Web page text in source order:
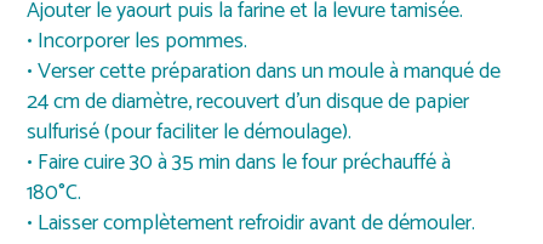
Ajouter le yaourt puis la farine et la levure tamisée.
• Incorporer les pommes.
• Verser cette préparation dans un moule à manqué de
24 cm de diamètre, recouvert d’un disque de papier
sulfurisé (pour faciliter le démoulage).
• Faire cuire 30 à 35 min dans le four préchauffé à
180°C.
• Laisser complètement refroidir avant de démouler.